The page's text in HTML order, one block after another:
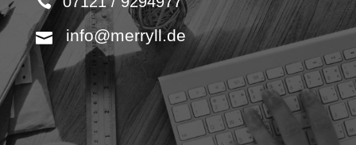
info@merryll.de